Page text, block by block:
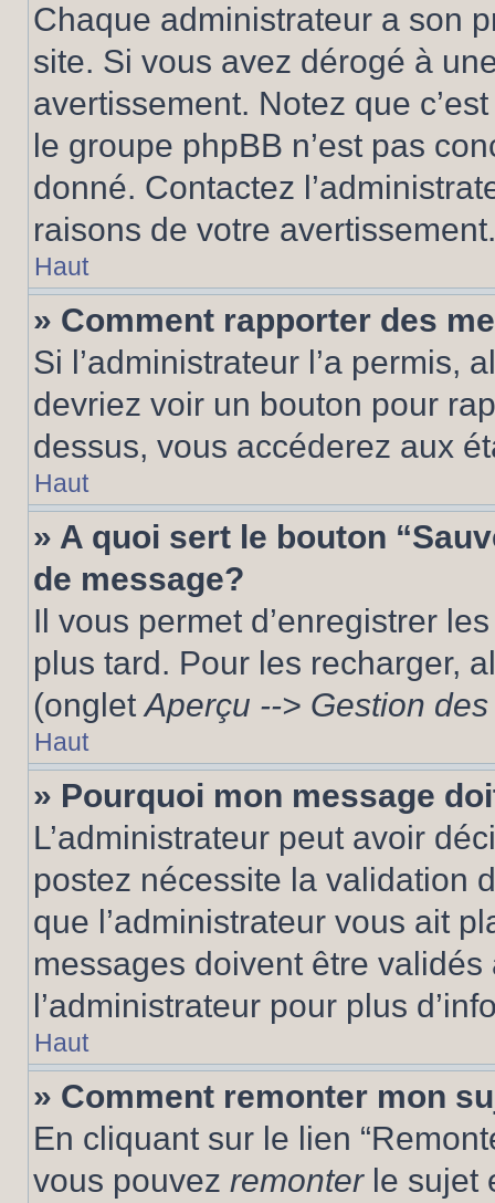
Chaque administrateur a son
site. Si vous avez dérogé à
avertissement. Notez que
le groupe phpBB n’est pas
donné. Contactez
raisons de votre avertissement.
Haut
» Comment rapporter des
Si l’administrateur l’a permis,
devriez voir un bouton pour
dessus, vous accéderez aux
Haut
» A quoi sert le bouton
de message?
Il vous permet d’enregistrer
plus tard. Pour les recharger,
(ongletAperçu --> Gestion
Haut
» Pourquoi mon message
L’administrateur peut avoir
postez nécessite la validation
que l’administrateur vous ait
messages doivent être validés
l’administrateur pour plus
Haut
» Comment remonter mon
En cliquant sur le lien
vous pouvez remonterle sujet